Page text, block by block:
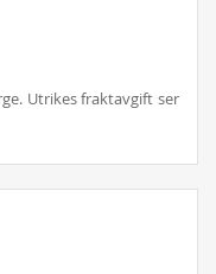
Utrikes fraktavgift ser